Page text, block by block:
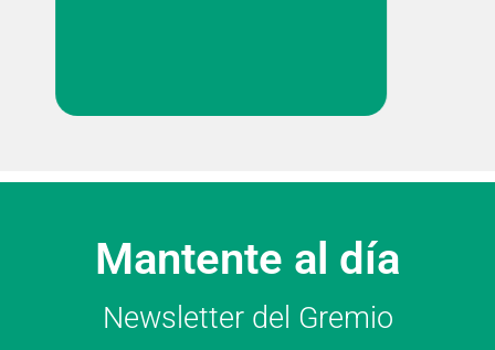
Mantente al día
Newsletter del Gremio